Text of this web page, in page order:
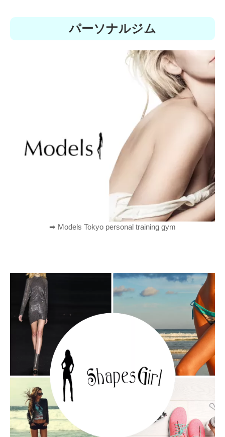
パーソナルジム
➡︎ Models Tokyo personal training gym